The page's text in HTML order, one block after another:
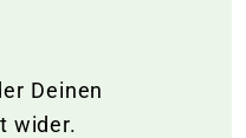
Deinen
wider.